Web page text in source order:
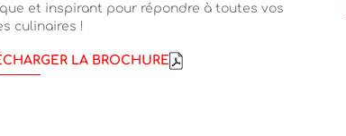
et inspirant pour répondre à toutes vos
culinaires !
LA BROCHURE